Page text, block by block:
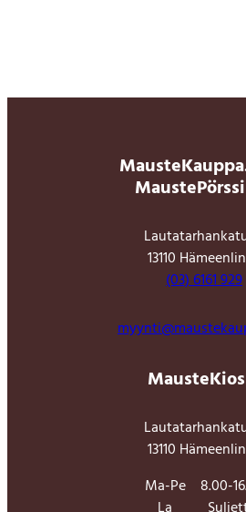
13110
(03) 6161 929
13110
Ma-Pe
8.00-